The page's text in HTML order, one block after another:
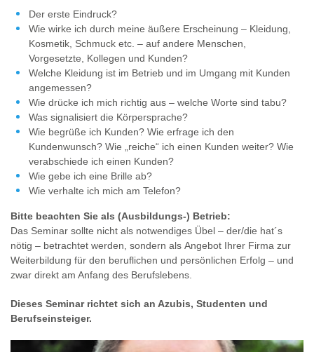
Der erste Eindruck?
Wie wirke ich durch meine äußere Erscheinung – Kleidung,
Kosmetik, Schmuck etc. – auf andere Menschen,
Vorgesetzte, Kollegen und Kunden?
Welche Kleidung ist im Betrieb und im Umgang mit Kunden
angemessen?
Wie drücke ich mich richtig aus – welche Worte sind tabu?
Was signalisiert die Körpersprache?
Wie begrüße ich Kunden? Wie erfrage ich den
Kundenwunsch? Wie „reiche“ ich einen Kunden weiter? Wie
verabschiede ich einen Kunden?
Wie gebe ich eine Brille ab?
Wie verhalte ich mich am Telefon?
Bitte beachten Sie als (Ausbildungs-) Betrieb:
Das Seminar sollte nicht als notwendiges Übel – der/die hat´s
nötig – betrachtet werden, sondern als Angebot Ihrer Firma zur
Weiterbildung für den beruflichen und persönlichen Erfolg – und
zwar direkt am Anfang des Berufslebens.
Dieses Seminar richtet sich an Azubis, Studenten und
Berufseinsteiger.